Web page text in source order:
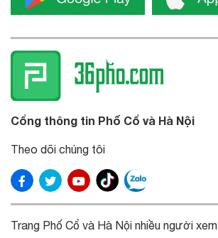
Cổng thông tin Phố Cổ và Hà Nội
Theo dõi chúng tôi
Trang Phố Cổ và Hà Nội nhiều người xem